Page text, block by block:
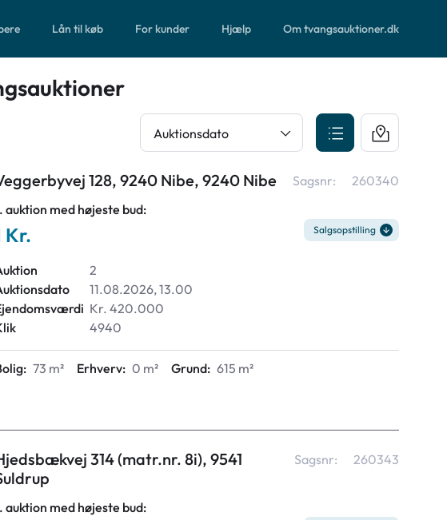
Lån til køb For kunder Hjælp Om tvangsauktioner.dk
Auktionsdato
128, 9240 Nibe, 9240 Nibe Sagsnr:
260340
auktion med højeste bud:
Kr. Salgsopstilling
2
11.08.2026, 13.00
Kr. 420.000
4940
73 m² Erhverv: 0 m² Grund: 615 m²
314 (matr.nr. 8i), 9541
Sagsnr: 260343
auktion med højeste bud: